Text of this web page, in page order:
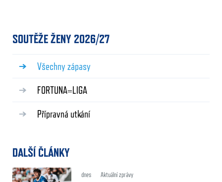
SOUTĚŽE ŽENY 2026/27
Všechny zápasy
FORTUNA=LIGA
Přípravná utkání
DALŠÍ ČLÁNKY
dnes Aktuální zprávy